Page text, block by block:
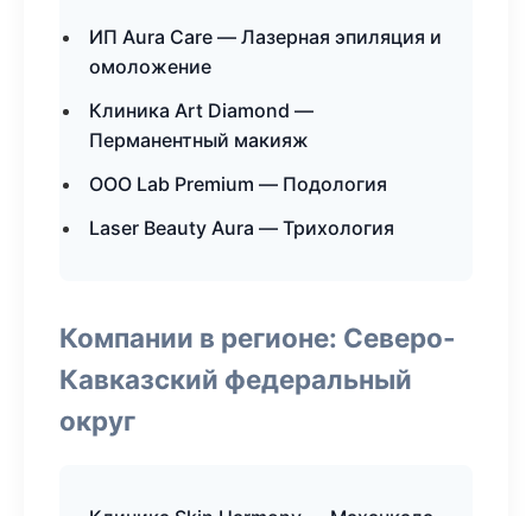
ИП Aura Care — Лазерная эпиляция и
омоложение
Клиника Art Diamond —
Перманентный макияж
ООО Lab Premium — Подология
Laser Beauty Aura — Трихология
Компании в регионе: Северо-
Кавказский федеральный
округ